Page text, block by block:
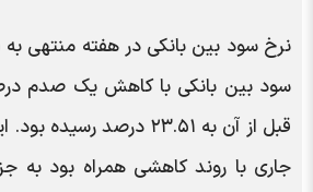
سود بین بانکی با کاهش یک صدم
قبل از آن به ۲۳.۵۱ درصد